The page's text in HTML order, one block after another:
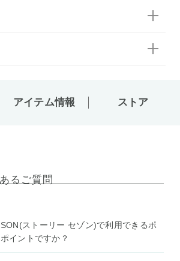
アイテム情報 ストア
るご質問
ストーリー セゾン)で利用できるポ
イントですか？